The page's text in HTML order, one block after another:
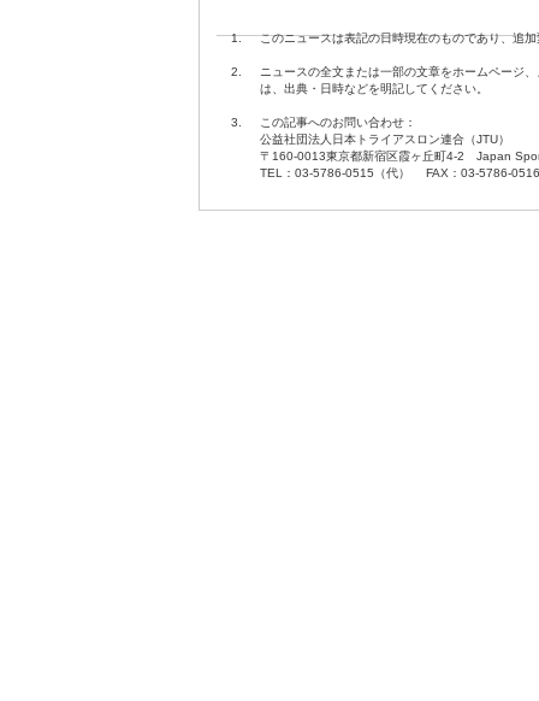
1. このニュースは表記の日時現在のものであり、追
2.
ニュースの全文または一部の文章をホームページ
は、出典・日時などを明記してください。
3.
この記事へのお問い合わせ：
公益社団法人日本トライアスロン連合（JTU）
〒160-0013東京都新宿区霞ヶ丘町4-2 Japan
TEL：03-5786-0515（代） FAX：03-5786-